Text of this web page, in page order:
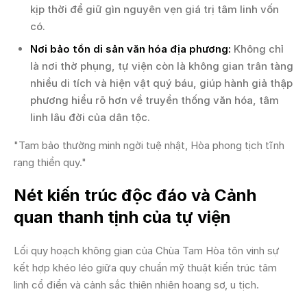
kịp thời để giữ gìn nguyên vẹn giá trị tâm linh vốn
có.
Nơi bảo tồn di sản văn hóa địa phương: Không chỉ
là nơi thờ phụng, tự viện còn là không gian trân tàng
nhiều di tích và hiện vật quý báu, giúp hành giả thập
phương hiểu rõ hơn về truyền thống văn hóa, tâm
linh lâu đời của dân tộc.
"Tam bảo thường minh ngời tuệ nhật, Hòa phong tịch tĩnh
rạng thiền quy."
Nét kiến trúc độc đáo và Cảnh
quan thanh tịnh của tự viện
Lối quy hoạch không gian của Chùa Tam Hòa tôn vinh sự
kết hợp khéo léo giữa quy chuẩn mỹ thuật kiến trúc tâm
linh cổ điển và cảnh sắc thiên nhiên hoang sơ, u tịch.